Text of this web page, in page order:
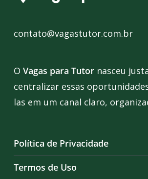
contato@vagastutor.com.br
O Vagas para Tutor nasceu
centralizar essas
las em um canal claro,
Política de Privacidade
Termos de Uso